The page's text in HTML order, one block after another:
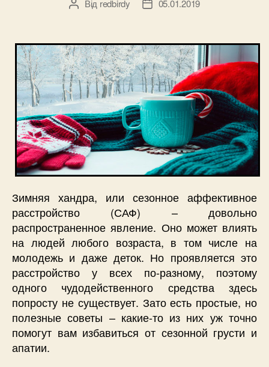
Автор
Від redbirdy
Дата05.01.2019
Зимняя хандра, или сезонное аффективное
расстройство (САФ) – довольно
распространенное явление. Оно может влиять
на людей любого возраста, в том числе на
молодежь и даже деток. Но проявляется это
расстройство у всех по-разному, поэтому
одного чудодейственного средства здесь
попросту не существует. Зато есть простые, но
полезные советы – какие-то из них уж точно
помогут вам избавиться от сезонной грусти и
апатии.